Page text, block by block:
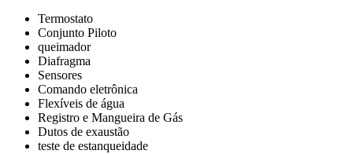
Termostato
Conjunto Piloto
queimador
Diafragma
Sensores
Comando eletrônica
Flexíveis de água
Registro e Mangueira de Gás
Dutos de exaustão
teste de estanqueidade